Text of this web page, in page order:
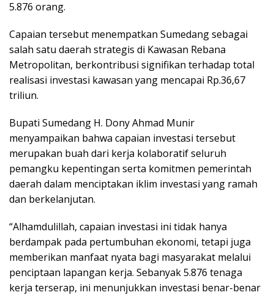
5.876 orang.
Capaian tersebut menempatkan Sumedang sebagai
salah satu daerah strategis di Kawasan Rebana
Metropolitan, berkontribusi signifikan terhadap total
realisasi investasi kawasan yang mencapai Rp.36,67
triliun.
Bupati Sumedang H. Dony Ahmad Munir
menyampaikan bahwa capaian investasi tersebut
merupakan buah dari kerja kolaboratif seluruh
pemangku kepentingan serta komitmen pemerintah
daerah dalam menciptakan iklim investasi yang ramah
dan berkelanjutan.
“Alhamdulillah, capaian investasi ini tidak hanya
berdampak pada pertumbuhan ekonomi, tetapi juga
memberikan manfaat nyata bagi masyarakat melalui
penciptaan lapangan kerja. Sebanyak 5.876 tenaga
kerja terserap, ini menunjukkan investasi benar-benar